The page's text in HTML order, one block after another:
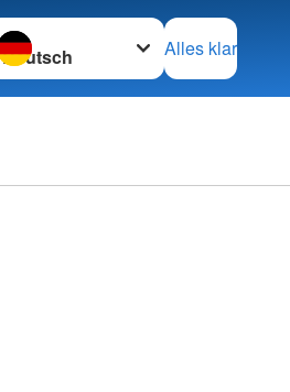
wechseln zu
Alles klar